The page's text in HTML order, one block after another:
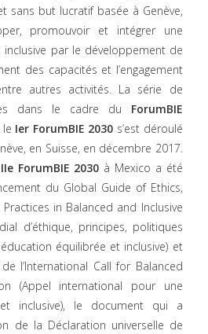
sans but lucratif basée à Genève,
promouvoir et intégrer une
par le développement de
des capacités et l’engagement
autres activités. La série de
dans le cadre du ForumBIE
Ier ForumBIE 2030 s’est déroulé
en Suisse, en décembre 2017.
IIe ForumBIE 2030 à Mexico a été
du Global Guide of Ethics,
in Balanced and Inclusive
d’éthique, principes, politiques
équilibrée et inclusive) et
l’International Call for Balanced
(Appel international pour une
inclusive), le document qui a
de la Déclaration universelle de